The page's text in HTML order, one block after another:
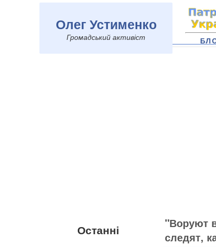
Олег Устименко
Громадський активіст
Останні
"Воруют
следят,